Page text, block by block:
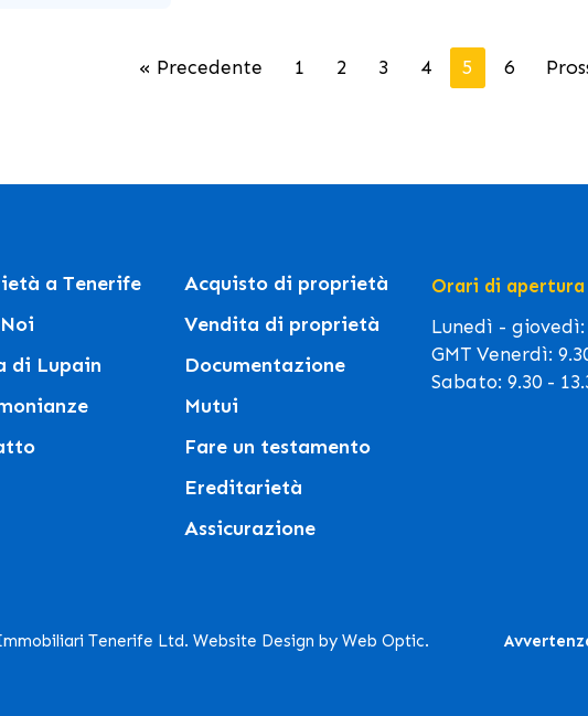
« Precedente 1 2 3 4 5 6
a Tenerife
di Lupain
Acquisto di proprietà
Vendita di proprietà
Documentazione
Mutui
Fare un testamento
Ereditarietà
Assicurazione
Orari di apertura
Lunedì - giovedì:
GMT Venerdì:
Sabato: 9.30 -
Tenerife Ltd. Website Design by Web Optic.